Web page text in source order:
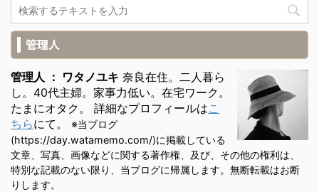
管理人
管理人 ： ワタノユキ 奈良在住。二人暮ら
し。40代主婦。家事力低い。在宅ワーク。
たまにオタク。 詳細なプロフィールはこ
ちらにて。 ※当ブログ
(https://day.watamemo.com/)に掲載している
文章、写真、画像などに関する著作権、及び、その他の権利は、
特別な記載のない限り、当ブログに帰属します。無断転載はお断
りします。